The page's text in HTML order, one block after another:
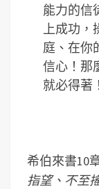
能力的信
上成功，
庭、在你
信心！那
就必得著
希伯來書10
指望、不至